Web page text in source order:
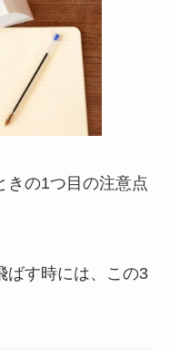
きの1つ目の注意点
ばす時には、この3